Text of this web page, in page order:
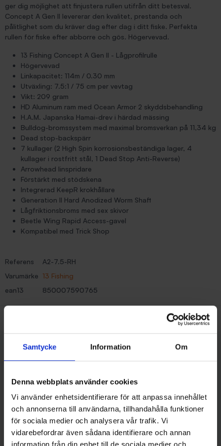
Samtycke Information Om
Denna webbplats använder cookies
Vi använder enhetsidentifierare för att anpassa innehållet
och annonserna till användarna, tillhandahålla funktioner
för sociala medier och analysera vår trafik. Vi
vidarebefordrar även sådana identifierare och annan
ger dig möjlighet att finjustera rullen utifrån ditt betesval.
Concept A Gen II levererar den kvalitet, prestanda och
pålitlighet som du kräver dag efter dag i ditt fiske. Perfekta
rullen för fiske efter abborre och gös. Högervevad.
13 Fishing Concept A Gen II - Lågprofilrulle
Högervevad
Linkapacitet: 114m / 0.30 mm
Utväxling: 7.5:1 / 75 cm per vevtag
Vikt: 209 gram
HD Aluminum ram med Ocean Armor 2 skyddsbehandling
H.A.M. Japanska Hamai-drev i härdad mässing
Bulldog-bromssystem med maximal bromsverkan på 11,34 kg
Dead stop-backspärr
7 kullager (2 High Spin korrosionsbeständiga lager, 4
kullager i rostfritt stål, 1 Dead Stop Anti-Reverse)
Arrowhead linspridare
Förstärkt med stödskena
Integrerad KeepR krokhållare
Generation II Hard Anodized Worm Shaft
Lågfriktionsbroms med sex skivor
Beetle Wing Rapid Access-gavel
Kompatibel med Trick Shop
Referens
A2-7.5-RH
Varumärke 13 Fishing
ean13
850007590765
Liknande produkter
30%